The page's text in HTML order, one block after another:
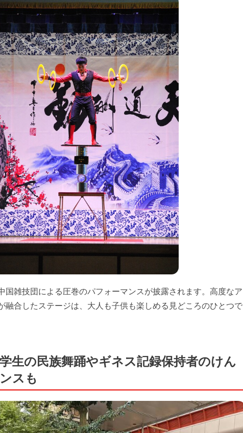
国雑技団による圧巻のパフォーマンスが披露されます。高度なア
融合したステージは、大人も子供も楽しめる見どころのひとつで
生の民族舞踊やギネス記録保持者のけん
スも